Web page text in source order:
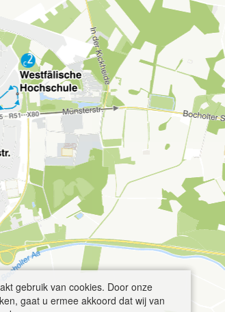
gebruik van cookies. Door onze
gaat u ermee akkoord dat wij van